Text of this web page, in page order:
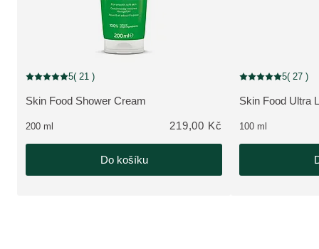
ZOBRAZIT PRODUKT:
Skin Food Shower Cream
Aktuální hodnocení: 5 z 5 hvězdiček hodnoceno 21 zákazníky
5( 21 )
200 ml 219,00 Kč
Do košíku
ZOBRAZIT
Skin Food Ultra
Aktuální 5( 27 )
100 ml